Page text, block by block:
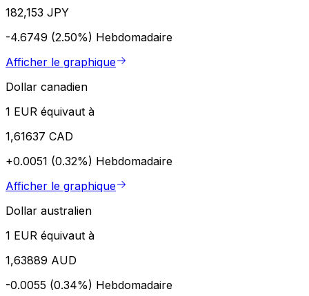
182,153 JPY
-4.6749 (2.50%) Hebdomadaire
Afficher le graphique
Dollar canadien
1 EUR équivaut à
1,61637 CAD
+0.0051 (0.32%) Hebdomadaire
Afficher le graphique
Dollar australien
1 EUR équivaut à
1,63889 AUD
-0.0055 (0.34%) Hebdomadaire